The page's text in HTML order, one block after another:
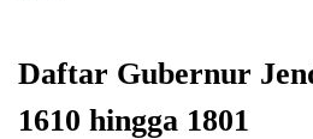
Daftar Gubernur
1610 hingga 1801